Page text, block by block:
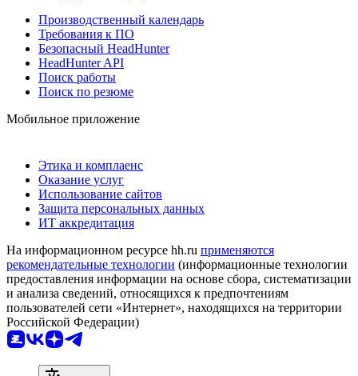
Производственный календарь
Требования к ПО
Безопасный HeadHunter
HeadHunter API
Поиск работы
Поиск по резюме
Мобильное приложение
Этика и комплаенс
Оказание услуг
Использование сайтов
Защита персональных данных
ИТ аккредитация
На информационном ресурсе hh.ru применяются
рекомендательные технологии (информационные технологии
предоставления информации на основе сбора, систематизации
и анализа сведений, относящихся к предпочтениям
пользователей сети «Интернет», находящихся на территории
Российской Федерации)